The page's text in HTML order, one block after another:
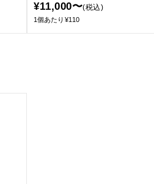
¥11,000〜(税込)
1個あたり¥110